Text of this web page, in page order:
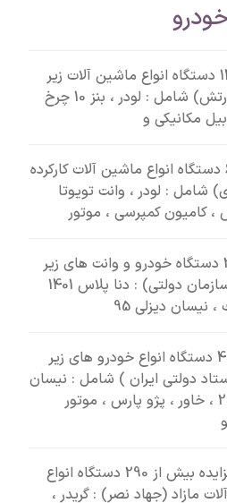
مزایده 14 دستگاه انواع ماشین آلات زیر
قیمت (ارتش) شامل : لودر ، بنز 10 چرخ
بیل مکانیکی و
مزایده 6 دستگاه انواع ماشین آلات کارکرده
شامل : لودر ، وانت تویوتا
، کامیون کمپرسی ، موتور
مزایده 3 دستگاه خودرو و وانت های زیر
قیمت (سازمان دولتی) : دنا پلاس 1401
، نیسان دیزلی 95
مزایده 40 دستگاه انواع خودرو های زیر
دولتی ایران ) شامل : نیسان
، پژو 206 ، خاور ، پژو پارس ، موتور
شروع مزایده بیش از 290 دستگاه انواع
مازاد (جهاد نصر) : گریدر ،